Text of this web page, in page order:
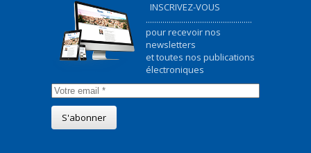
INSCRIVEZ-VOUS
...................................................
pour recevoir nos
newsletters
et toutes nos publications
électroniques